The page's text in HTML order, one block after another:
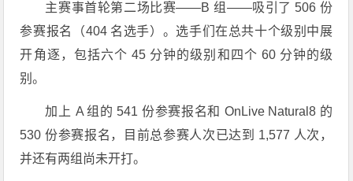
主赛事首轮第二场比赛——B 组——吸引了 506 份
参赛报名（404 名选手）。选手们在总共十个级别中展
开角逐，包括六个 45 分钟的级别和四个 60 分钟的级
别。
加上 A 组的 541 份参赛报名和 OnLive Natural8 的
530 份参赛报名，目前总参赛人次已达到 1,577 人次，
并还有两组尚未开打。